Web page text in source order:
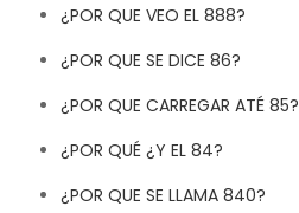
¿POR QUE VEO EL 888?
¿POR QUE SE DICE 86?
¿POR QUE CARREGAR ATÉ 85?
¿POR QUÉ ¿Y EL 84?
¿POR QUE SE LLAMA 840?